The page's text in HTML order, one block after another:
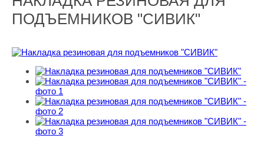
ПОДЪЕМНИКОВ "СИВИК"